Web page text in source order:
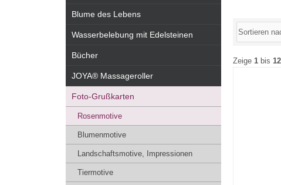
Zeige 1 bis 12
Blume des Lebens
Wasserbelebung mit Edelsteinen
Bücher
JOYA® Massageroller
Foto-Grußkarten
Rosenmotive
Blumenmotive
Landschaftsmotive, Impressionen
Tiermotive